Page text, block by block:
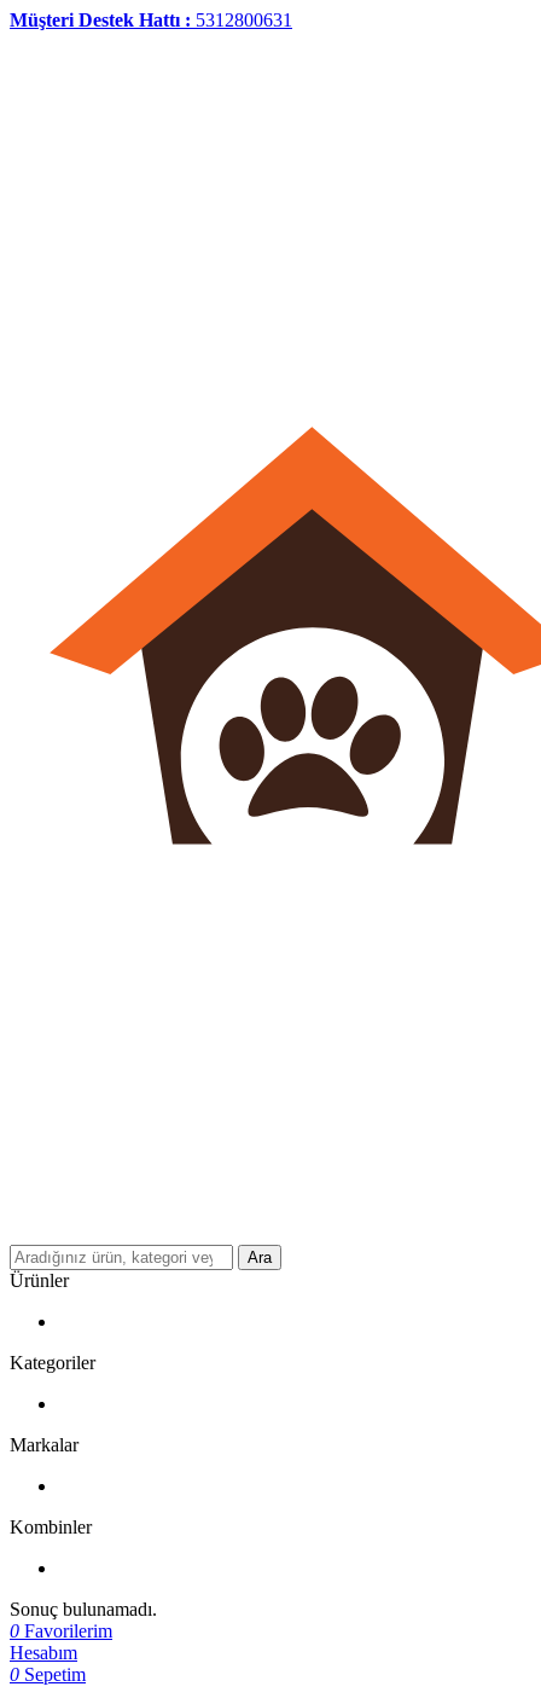
Müşteri Destek Hattı : 5312800631
Ara
Ürünler
Kategoriler
Markalar
Kombinler
Sonuç bulunamadı.
0 Favorilerim
Hesabım
0 Sepetim